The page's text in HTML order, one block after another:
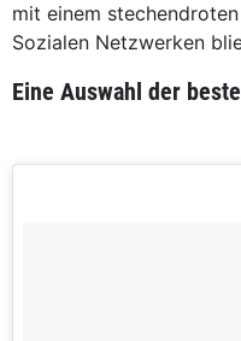
mit einem
Sozialen Netzwerken
Eine Auswahl der